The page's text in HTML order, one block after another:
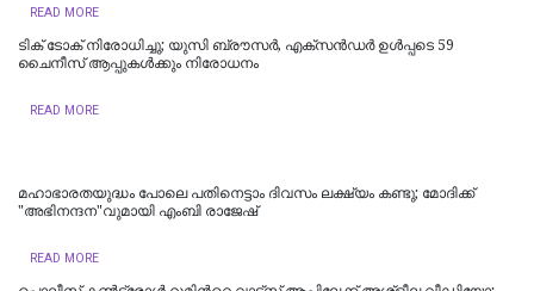
READ MORE
ടിക് ടോക് നിരോധിച്ചു; യുസി ബ്രൗസര്‍, എക്‌സന്‍ഡര്‍ ഉള്‍പ്പടെ 59
ചൈനീസ് ആപ്പുകള്‍ക്കും നിരോധനം
READ MORE
മഹാഭാരതയുദ്ധം പോലെ പതിനെട്ടാം ദിവസം ലക്ഷ്യം കണ്ടു; മോദിക്ക്
"അഭിനന്ദന"വുമായി എംബി രാജേഷ്
READ MORE